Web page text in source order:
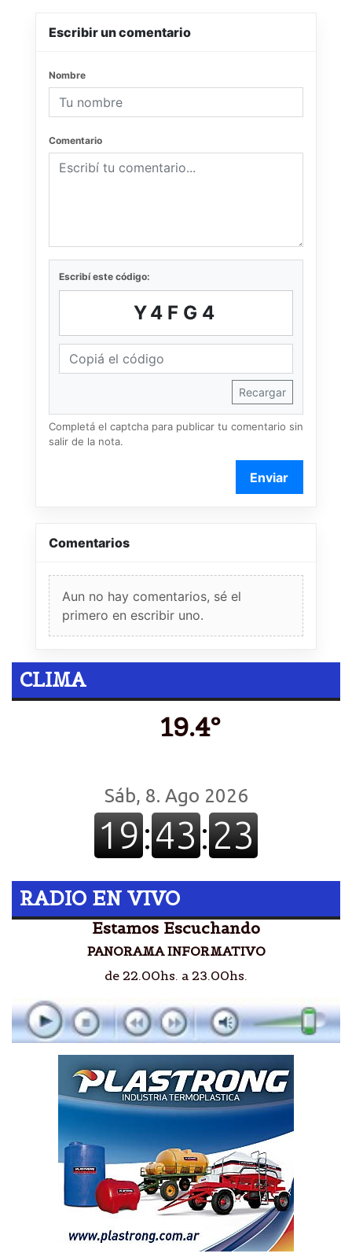
Escribir un comentario
Nombre
Comentario
Escribí este código:
Y4FG4
Recargar
Completá el captcha para publicar tu comentario sin
salir de la nota.
Enviar
Comentarios
Aun no hay comentarios, sé el
primero en escribir uno.
CLIMA
19.4º
RADIO EN VIVO
Estamos Escuchando
PANORAMA INFORMATIVO
de 22.00hs. a 23.00hs.